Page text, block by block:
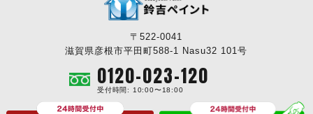
〒522-0041
滋賀県彦根市平田町588-1 Nasu32 101号
0120-023-120
受付時間: 10:00〜18:00